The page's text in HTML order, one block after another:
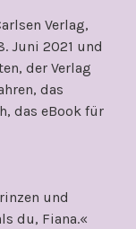
Verlag,
Juni 2021 und
der Verlag
das
das eBook für
und
du, Fiana.«